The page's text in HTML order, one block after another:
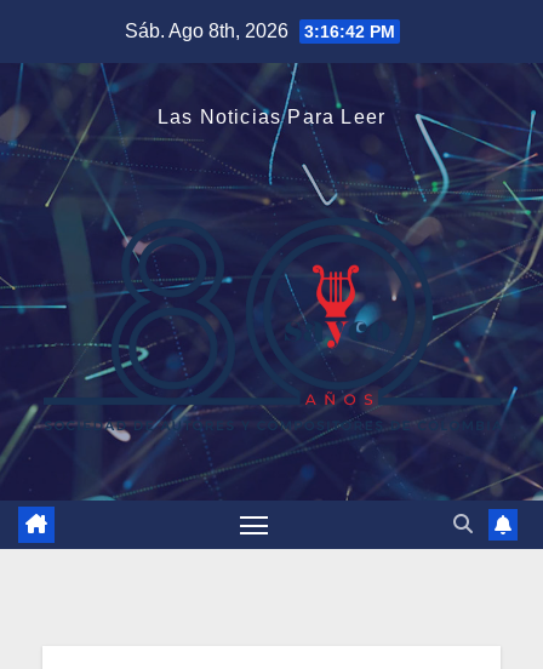
contenido
Sáb. Ago 8th, 2026 3:16:42 PM
Las Noticias Para Leer